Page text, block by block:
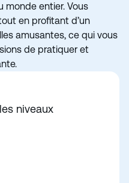
entier. Vous
en profitant d’un
amusantes, ce qui vous
de pratiquer et
niveaux